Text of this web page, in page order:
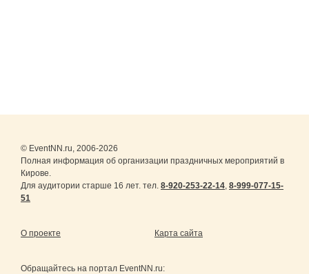
© EventNN.ru, 2006-2026
Полная информация об организации праздничных мероприятий в
Кирове.
Для аудитории старше 16 лет. тел. 8-920-253-22-14, 8-999-077-15-
51
О проекте Карта сайта
Обращайтесь на портал EventNN.ru: